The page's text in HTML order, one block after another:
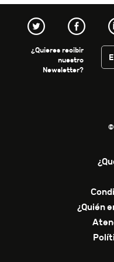
¿Quieres recibir
nuestro
Newsletter?
©
¿Quién